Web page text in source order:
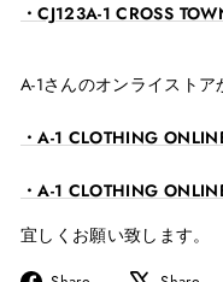
・CJ123A-1 CROSS
A-1さんのオンライスト
・A-1 CLOTHING
・A-1 CLOTHING
宜しくお願い致します。